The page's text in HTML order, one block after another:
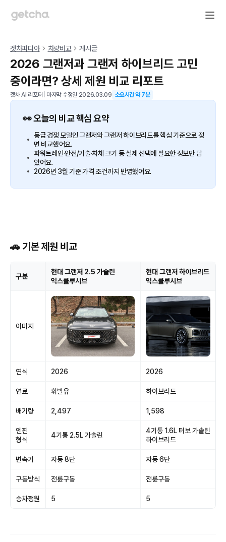
겟차피디아 차량비교 게시글
2026 그랜저과 그랜저 하이브리드 고민
중이라면? 상세 제원 비교 리포트
겟차 AI 리포터 마지막 수정일 2026.03.09 소요시간 약7분
👀 오늘의 비교 핵심 요약
동급 경쟁 모델인 그랜저와 그랜저 하이브리드를 핵심 기준으로 정
면 비교했어요.
파워트레인·안전/기술·차체 크기 등 실제 선택에 필요한 정보만 담
았어요.
2026년 3월 기준 가격 조건까지 반영했어요.
🚗 기본 제원 비교
구분
현대 그랜저 2.5 가솔린
익스클루시브
현대 그랜저 하이브리드
익스클루시브
이미지
연식 2026 2026
연료 휘발유 하이브리드
배기량 2,497 1,598
엔진
형식
4기통 2.5L 가솔린
4기통 1.6L 터보 가솔린
하이브리드
변속기 자동 8단 자동 6단
구동방식 전륜구동 전륜구동
승차정원 5 5